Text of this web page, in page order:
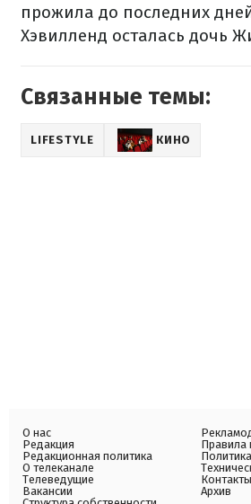
прожила до последних
Хэвилленд осталась дочь
Связанные темы:
LIFESTYLE КИНО
О нас
Редакция
Редакционная политика
О телеканале
Телеведущие
Вакансии
Правила
Контакты
Архив